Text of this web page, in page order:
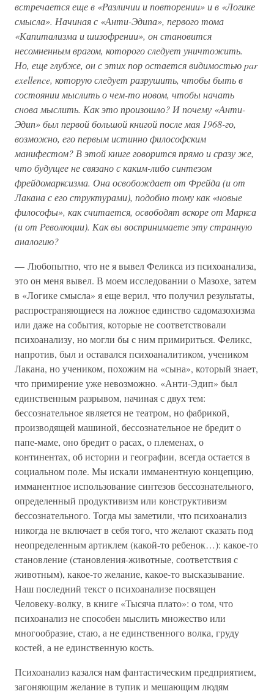
встречается еще в «Различии и повторении» и в «Логике
смысла». Начиная с «Анти-Эдипа», первого тома
«Капитализма и шизофрении», он становится
несомненным врагом, которого следует уничтожить.
Но, еще глубже, он с этих пор остается видимостью par
exellence, которую следует разрушить, чтобы быть в
состоянии мыслить о чем-то новом, чтобы начать
снова мыслить. Как это произошло? И почему «Анти-
Эдип» был первой большой книгой после мая 1968-го,
возможно, его первым истинно философским
манифестом? В этой книге говорится прямо и сразу же,
что будущее не связано с каким-либо синтезом
фрейдомарксизма. Она освобождает от Фрейда (и от
Лакана с его структурами), подобно тому как «новые
философы», как считается, освободят вскоре от Маркса
(и от Революции). Как вы воспринимаете эту странную
аналогию?
— Любопытно, что не я вывел Феликса из психоанализа,
это он меня вывел. В моем исследовании о Мазохе, затем
в «Логике смысла» я еще верил, что получил результаты,
распространяющиеся на ложное единство садомазохизма
или даже на события, которые не соответствовали
психоанализу, но могли бы с ним примириться. Феликс,
напротив, был и оставался психоаналитиком, учеником
Лакана, но учеником, похожим на «сына», который знает,
что примирение уже невозможно. «Анти-Эдип» был
единственным разрывом, начиная с двух тем:
бессознательное является не театром, но фабрикой,
производящей машиной, бессознательное не бредит о
папе-маме, оно бредит о расах, о племенах, о
континентах, об истории и географии, всегда остается в
социальном поле. Мы искали имманентную концепцию,
имманентное использование синтезов бессознательного,
определенный продуктивизм или конструктивизм
бессознательного. Тогда мы заметили, что психоанализ
никогда не включает в себя того, что желают сказать под
неопределенным артиклем (какой-то ребенок…): какое-то
становление (становления-животные, соответствия с
животным), какое-то желание, какое-то высказывание.
Наш последний текст о психоанализе посвящен
Человеку-волку, в книге «Тысяча плато»: о том, что
психоанализ не способен мыслить множество или
многообразие, стаю, а не единственного волка, груду
костей, а не единственную кость.
Психоанализ казался нам фантастическим предприятием,
загоняющим желание в тупик и мешающим людям